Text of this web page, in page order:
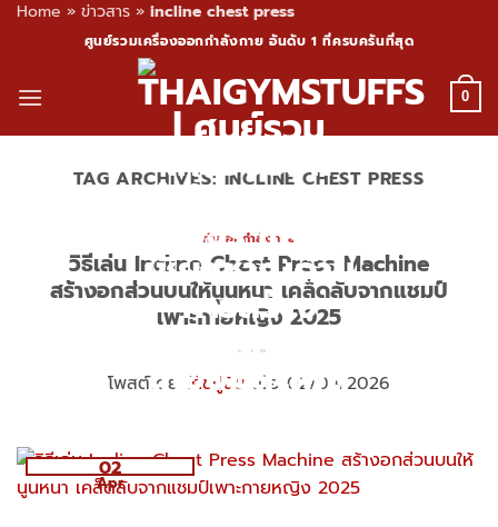
Home » ข่าวสาร » incline chest press
content
ศูนย์รวมเครื่องออกกำลังกาย อันดับ 1 ที่ครบครันที่สุด
0
TAG ARCHIVES: INCLINE CHEST PRESS
ท่าออกกำลังกาย
วิธีเล่น Incline Chest Press Machine
สร้างอกส่วนบนให้นูนหนา เคล็ดลับจากแชมป์
เพาะกายหญิง 2025
โพสต์โดย โค้ชปูนิ่ม เมื่อ 02/04/2026
02
Apr